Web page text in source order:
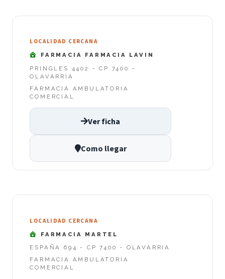
LOCALIDAD CERCANA
FARMACIA FARMACIA LAVIN
PRINGLES 4402 - CP 7400 -
OLAVARRIA
FARMACIA AMBULATORIA
COMERCIAL
Ver ficha
Como llegar
LOCALIDAD CERCANA
FARMACIA MARTEL
ESPAÑA 694 - CP 7400 - OLAVARRIA
FARMACIA AMBULATORIA
COMERCIAL